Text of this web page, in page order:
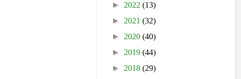
► 2022 (13)
► 2021 (32)
► 2020 (40)
► 2019 (44)
► 2018 (29)